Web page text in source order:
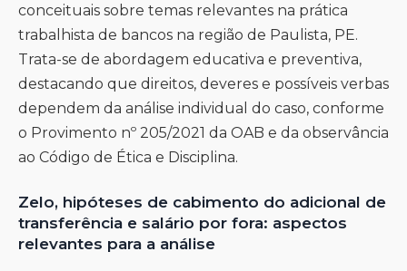
conceituais sobre temas relevantes na prática
trabalhista de bancos na região de Paulista, PE.
Trata-se de abordagem educativa e preventiva,
destacando que direitos, deveres e possíveis verbas
dependem da análise individual do caso, conforme
o Provimento nº 205/2021 da OAB e da observância
ao Código de Ética e Disciplina.
Zelo, hipóteses de cabimento do adicional de
transferência e salário por fora: aspectos
relevantes para a análise